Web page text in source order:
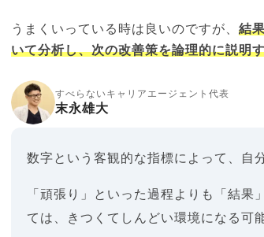
うまくいっている時は良いのですが、 結
いて分析し、次の改善策を論理的に説明
すべらないキャリアエージェント代表
末永雄大
数字という客観的な指標によって、自
「頑張り」といった過程よりも「結
ては、きつくてしんどい環境になる可